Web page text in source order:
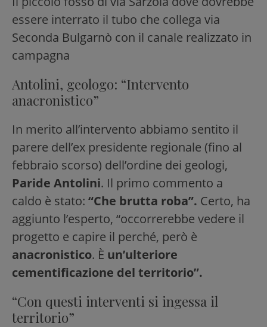
essere interrato il tubo che collega via
Seconda Bulgarnò con il canale realizzato in
campagna
Antolini, geologo: “Intervento
anacronistico”
In merito all’intervento abbiamo sentito il
parere dell’ex presidente regionale (fino al
febbraio scorso) dell’ordine dei geologi,
Paride Antolini. Il primo commento a
caldo è stato: “Che brutta roba”. Certo, ha
aggiunto l’esperto, “occorrerebbe vedere il
progetto e capire il perché, però è
anacronistico. È un’ulteriore
cementificazione del territorio”.
“Con questi interventi si ingessa il
territorio”